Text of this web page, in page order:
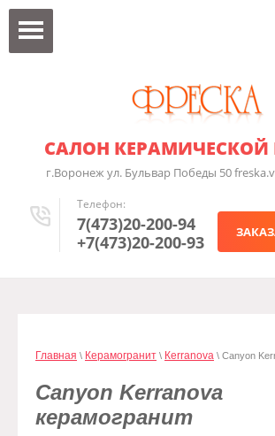
САЛОН КЕРАМИЧЕСКОЙ
г.Воронеж ул. Бульвар Победы 50
Телефон:
7(473)20-200-94
+7(473)20-200-93
Главная \ Керамогранит \ Кerranova \ Canyon
Canyon Kerranova
керамогранит